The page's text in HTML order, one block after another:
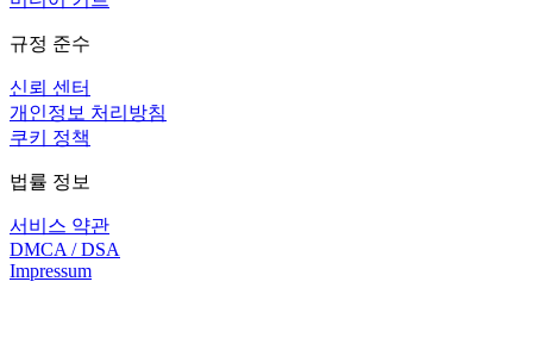
규정 준수
신뢰 센터
개인정보 처리방침
쿠키 정책
법률 정보
서비스 약관
DMCA / DSA
Impressum